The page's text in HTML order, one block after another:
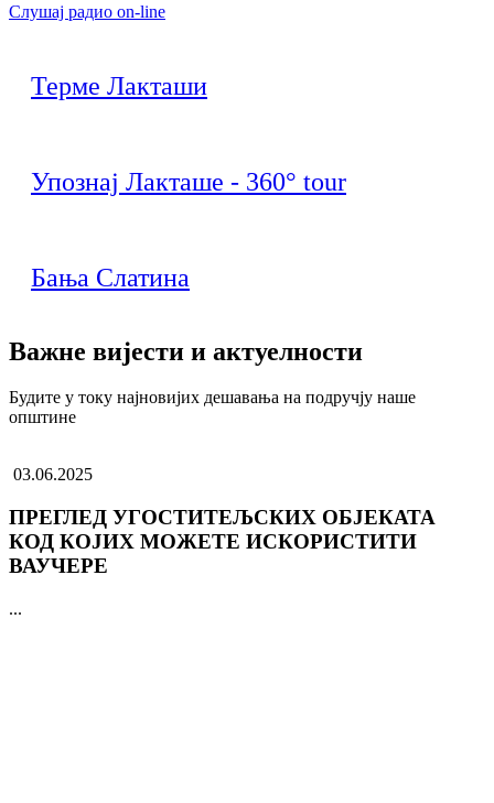
Слушај радио on-line
Терме Лакташи
Упознај Лакташе - 360° tour
Бања Слатина
Важне вијести и актуелности
Будите у току најновијих дешавања на подручју наше
општине
03.06.2025
ПРЕГЛЕД УГОСТИТЕЉСКИХ ОБЈЕКАТА
КОД КОЈИХ МОЖЕТЕ ИСКОРИСТИТИ
ВАУЧЕРЕ
...